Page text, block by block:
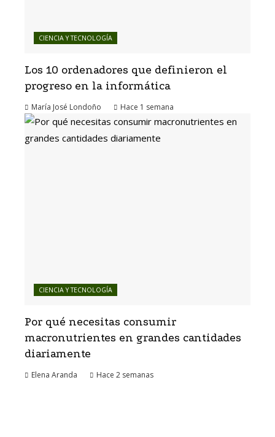
CIENCIA Y TECNOLOGÍA
Los 10 ordenadores que definieron el
progreso en la informática
María José Londoño Hace 1 semana
CIENCIA Y TECNOLOGÍA
Por qué necesitas consumir
macronutrientes en grandes cantidades
diariamente
Elena Aranda Hace 2 semanas